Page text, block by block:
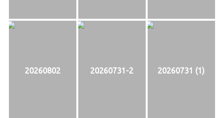
20260802 20260731-2 20260731 (1)